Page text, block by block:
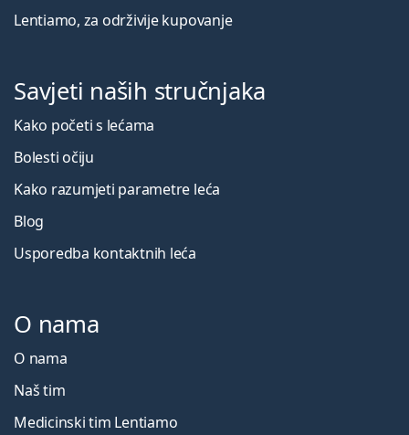
Lentiamo, za održivije kupovanje
Savjeti naših stručnjaka
Kako početi s lećama
Bolesti očiju
Kako razumjeti parametre leća
Blog
Usporedba kontaktnih leća
O nama
O nama
Naš tim
Medicinski tim Lentiamo